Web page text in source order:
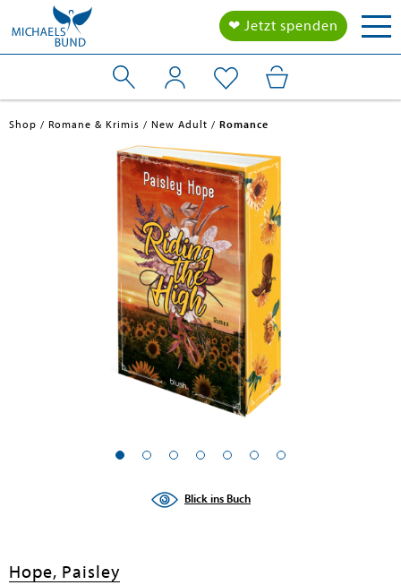
❤ Jetzt spenden
Shop Romane & Krimis New Adult Romance
Blick ins Buch
Hope, Paisley